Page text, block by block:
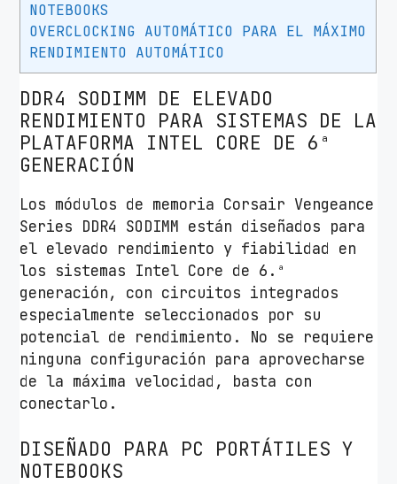
a
n
c
e
1
G
B
/
D
D
R
4
/
2
4
0
M
NOTEBOOKS
OVERCLOCKING AUTOMÁTICO PARA EL MÁXIMO
RENDIMIENTO AUTOMÁTICO
DDR4 SODIMM DE ELEVADO
RENDIMIENTO PARA SISTEMAS DE LA
PLATAFORMA INTEL CORE DE 6ª
GENERACIÓN
Los módulos de memoria Corsair Vengeance
Series DDR4 SODIMM están diseñados para
el elevado rendimiento y fiabilidad en
los sistemas Intel Core de 6.ª
generación, con circuitos integrados
especialmente seleccionados por su
potencial de rendimiento. No se requiere
ninguna configuración para aprovecharse
de la máxima velocidad, basta con
conectarlo.
DISEÑADO PARA PC PORTÁTILES Y
NOTEBOOKS